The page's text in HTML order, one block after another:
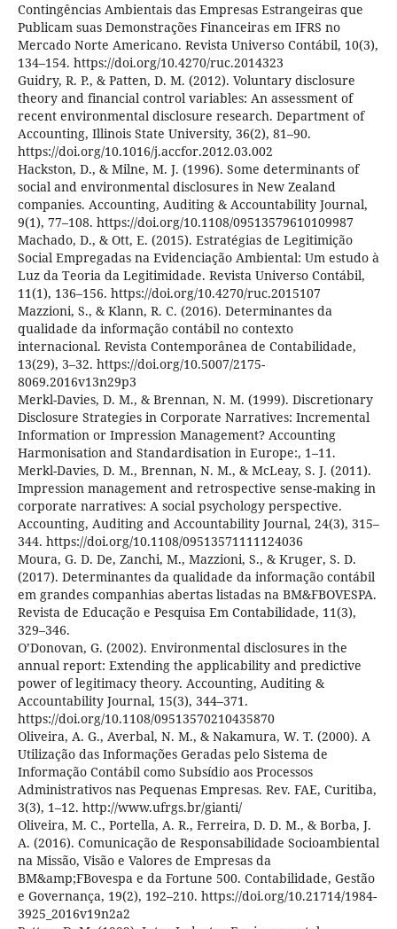
Contingências Ambientais das Empresas Estrangeiras que
Publicam suas Demonstrações Financeiras em IFRS no
Mercado Norte Americano. Revista Universo Contábil, 10(3),
134–154. https://doi.org/10.4270/ruc.2014323
Guidry, R. P., & Patten, D. M. (2012). Voluntary disclosure
theory and financial control variables: An assessment of
recent environmental disclosure research. Department of
Accounting, Illinois State University, 36(2), 81–90.
https://doi.org/10.1016/j.accfor.2012.03.002
Hackston, D., & Milne, M. J. (1996). Some determinants of
social and environmental disclosures in New Zealand
companies. Accounting, Auditing & Accountability Journal,
9(1), 77–108. https://doi.org/10.1108/09513579610109987
Machado, D., & Ott, E. (2015). Estratégias de Legitimição
Social Empregadas na Evidenciação Ambiental: Um estudo à
Luz da Teoria da Legitimidade. Revista Universo Contábil,
11(1), 136–156. https://doi.org/10.4270/ruc.2015107
Mazzioni, S., & Klann, R. C. (2016). Determinantes da
qualidade da informação contábil no contexto
internacional. Revista Contemporânea de Contabilidade,
13(29), 3–32. https://doi.org/10.5007/2175-
8069.2016v13n29p3
Merkl-Davies, D. M., & Brennan, N. M. (1999). Discretionary
Disclosure Strategies in Corporate Narratives: Incremental
Information or Impression Management? Accounting
Harmonisation and Standardisation in Europe:, 1–11.
Merkl-Davies, D. M., Brennan, N. M., & McLeay, S. J. (2011).
Impression management and retrospective sense-making in
corporate narratives: A social psychology perspective.
Accounting, Auditing and Accountability Journal, 24(3), 315–
344. https://doi.org/10.1108/09513571111124036
Moura, G. D. De, Zanchi, M., Mazzioni, S., & Kruger, S. D.
(2017). Determinantes da qualidade da informação contábil
em grandes companhias abertas listadas na BM&FBOVESPA.
Revista de Educação e Pesquisa Em Contabilidade, 11(3),
329–346.
O’Donovan, G. (2002). Environmental disclosures in the
annual report: Extending the applicability and predictive
power of legitimacy theory. Accounting, Auditing &
Accountability Journal, 15(3), 344–371.
https://doi.org/10.1108/09513570210435870
Oliveira, A. G., Averbal, N. M., & Nakamura, W. T. (2000). A
Utilização das Informações Geradas pelo Sistema de
Informação Contábil como Subsídio aos Processos
Administrativos nas Pequenas Empresas. Rev. FAE, Curitiba,
3(3), 1–12. http://www.ufrgs.br/gianti/
Oliveira, M. C., Portella, A. R., Ferreira, D. D. M., & Borba, J.
A. (2016). Comunicação de Responsabilidade Socioambiental
na Missão, Visão e Valores de Empresas da
BM&amp;FBovespa e da Fortune 500. Contabilidade, Gestão
e Governança, 19(2), 192–210. https://doi.org/10.21714/1984-
3925_2016v19n2a2